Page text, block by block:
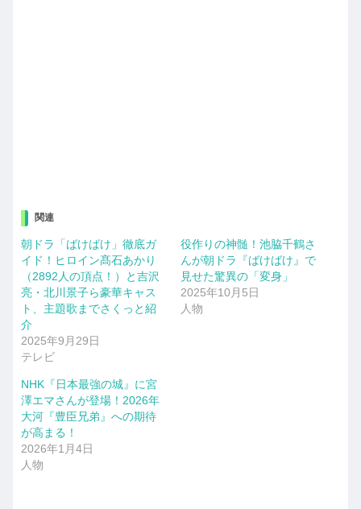
関連
朝ドラ「ばけばけ」徹底ガ
イド！ヒロイン髙石あかり
（2892人の頂点！）と吉沢
亮・北川景子ら豪華キャス
ト、主題歌までさくっと紹
介
2025年9月29日
テレビ
役作りの神髄！池脇千鶴さ
んが朝ドラ『ばけばけ』で
見せた驚異の「変身」
2025年10月5日
人物
NHK『日本最強の城』に宮
澤エマさんが登場！2026年
大河『豊臣兄弟』への期待
が高まる！
2026年1月4日
人物